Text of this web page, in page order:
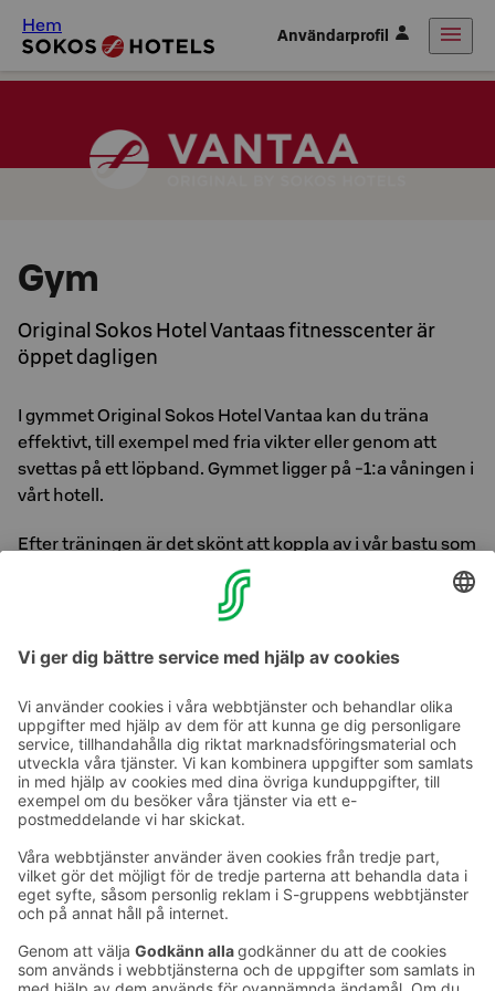
Hem Användarprofil
Gym
Original Sokos Hotel Vantaas fitnesscenter är
öppet dagligen
I gymmet Original Sokos Hotel Vantaa kan du träna
effektivt, till exempel med fria vikter eller genom att
svettas på ett löpband. Gymmet ligger på -1:a våningen i
vårt hotell.
Efter träningen är det skönt att koppla av i vår bastu som
ligger i närheten av vårt gym.
mån–sön: 06.00 till 23.00
Ta kontakt
Kontaktuppgifter till kundservice›
Feedback
Ge feedback
Sokos Hotels nyhetsbrev
Prenumerera på vårt
nyhetsbrev